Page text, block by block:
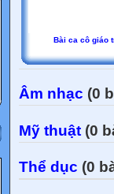
Bài ca cô giáo
Âm nhạc (0
Mỹ thuật (0
Thể dục (0